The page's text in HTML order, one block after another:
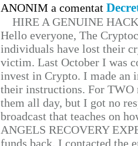
ANONIM a comentat
HIRE A GENUINE
Hello everyone, The
individuals have lost their
victim. Last October I was
invest in Crypto. I made
their instructions. For TWO
them all day, but I got no
broadcast that teaches on
ANGELS RECOVERY
funds back. I contacted the